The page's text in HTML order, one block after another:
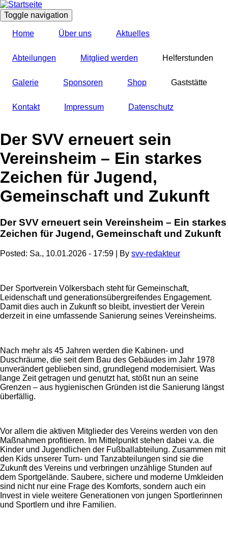
Direkt
zum
Inhalt
Toggle navigation
Home Über uns Aktuelles
Abteilungen Mitglied werden Helferstunden
Galerie Sponsoren Shop Gaststätte
Kontakt Impressum Datenschutz
Der SVV erneuert sein
Vereinsheim – Ein starkes
Zeichen für Jugend,
Gemeinschaft und Zukunft
Der SVV erneuert sein Vereinsheim – Ein starkes
Zeichen für Jugend, Gemeinschaft und Zukunft
Posted: Sa., 10.01.2026 - 17:59 | By svv-redakteur
Der Sportverein Völkersbach steht für Gemeinschaft,
Leidenschaft und generationsübergreifendes Engagement.
Damit dies auch in Zukunft so bleibt, investiert der Verein
derzeit in eine umfassende Sanierung seines Vereinsheims.
Nach mehr als 45 Jahren werden die Kabinen- und
Duschräume, die seit dem Bau des Gebäudes im Jahr 1978
unverändert geblieben sind, grundlegend modernisiert. Was
lange Zeit getragen und genutzt hat, stößt nun an seine
Grenzen – aus hygienischen Gründen ist die Sanierung längst
überfällig.
Vor allem die aktiven Mitglieder des Vereins werden von den
Maßnahmen profitieren. Im Mittelpunkt stehen dabei v.a. die
Kinder und Jugendlichen der Fußballabteilung. Zusammen mit
den Kids unserer Turn- und Tanzabteilungen sind sie die
Zukunft des Vereins und verbringen unzählige Stunden auf
dem Sportgelände. Saubere, sichere und moderne Umkleiden
sind nicht nur eine Frage des Komforts, sondern auch ein
Invest in viele weitere Generationen von jungen Sportlerinnen
und Sportlern und ihre Familien.